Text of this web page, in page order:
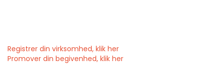
Registrer din virksomhed, klik her
Promover din begivenhed, klik her